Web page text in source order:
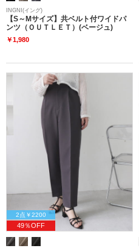
INGNI(イング)
【S～Mサイズ】共ベルト付ワイドパ
ンツ（ＯＵＴＬＥＴ）(ベージュ)
￥1,980
2点￥2200
49％OFF